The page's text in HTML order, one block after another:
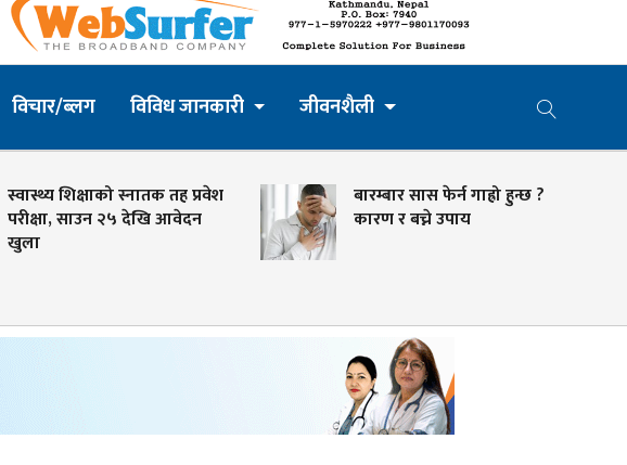
विचार/ब्लग विविध जानकारी जीवनशैली
स्वास्थ्य शिक्षाको स्नातक तह प्रवेश
परीक्षा, साउन २५ देखि आवेदन
खुला
बारम्बार सास फेर्न गाह्रो हुन्छ ?
कारण र बच्ने उपाय